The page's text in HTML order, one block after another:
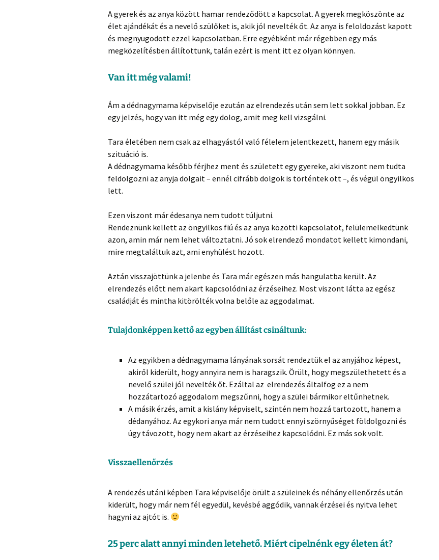
A gyerek és az anya között hamar rendeződött a kapcsolat. A gyerek megköszönte az
élet ajándékát és a nevelő szülőket is, akik jól nevelték őt. Az anya is feloldozást kapott
és megnyugodott ezzel kapcsolatban. Erre egyébként már régebben egy más
megközelítésben állítottunk, talán ezért is ment itt ez olyan könnyen.
Van itt még valami!
Ám a dédnagymama képviselője ezután az elrendezés után sem lett sokkal jobban. Ez
egy jelzés, hogy van itt még egy dolog, amit meg kell vizsgálni.
Tara életében nem csak az elhagyástól való félelem jelentkezett, hanem egy másik
szituáció is.
A dédnagymama később férjhez ment és született egy gyereke, aki viszont nem tudta
feldolgozni az anyja dolgait – ennél cifrább dolgok is történtek ott –, és végül öngyilkos
lett.
Ezen viszont már édesanya nem tudott túljutni.
Rendeznünk kellett az öngyilkos fiú és az anya közötti kapcsolatot, felülemelkedtünk
azon, amin már nem lehet változtatni. Jó sok elrendező mondatot kellett kimondani,
mire megtaláltuk azt, ami enyhülést hozott.
Aztán visszajöttünk a jelenbe és Tara már egészen más hangulatba került. Az
elrendezés előtt nem akart kapcsolódni az érzéseihez. Most viszont látta az egész
családját és mintha kitörölték volna belőle az aggodalmat.
Tulajdonképpen kettő az egyben állítást csináltunk:
Az egyikben a dédnagymama lányának sorsát rendeztük el az anyjához képest,
akiről kiderült, hogy annyira nem is haragszik. Örült, hogy megszülethetett és a
nevelő szülei jól nevelték őt. Ezáltal az elrendezés általfog ez a nem
hozzátartozó aggodalom megszűnni, hogy a szülei bármikor eltűnhetnek.
A másik érzés, amit a kislány képviselt, szintén nem hozzá tartozott, hanem a
dédanyához. Az egykori anya már nem tudott ennyi szörnyűséget földolgozni és
úgy távozott, hogy nem akart az érzéseihez kapcsolódni. Ez más sok volt.
Visszaellenőrzés
A rendezés utáni képben Tara képviselője örült a szüleinek és néhány ellenőrzés után
kiderült, hogy már nem fél egyedül, kevésbé aggódik, vannak érzései és nyitva lehet
hagyni az ajtót is.
25 perc alatt annyi minden letehető. Miért cipelnénk egy életen át?